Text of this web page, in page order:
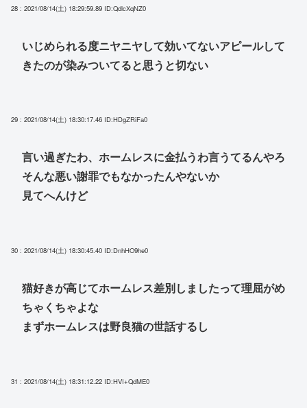
28 : 2021/08/14(土) 18:29:59.89 ID:QdlcXqNZ0
いじめられる度ニヤニヤして効いてないアピールして
きたのが染みついてると思うと切ない
29 : 2021/08/14(土) 18:30:17.46 ID:HDgZRiFa0
言い過ぎたわ、ホームレスに金払うわ言うてるんやろ
そんな悪い謝罪でもなかったんやないか
見てへんけど
30 : 2021/08/14(土) 18:30:45.40 ID:DnhHO9he0
猫好きが高じてホームレス差別しましたって理屈がめ
ちゃくちゃよな
まずホームレスは野良猫の世話するし
31 : 2021/08/14(土) 18:31:12.22 ID:HVI+QdME0